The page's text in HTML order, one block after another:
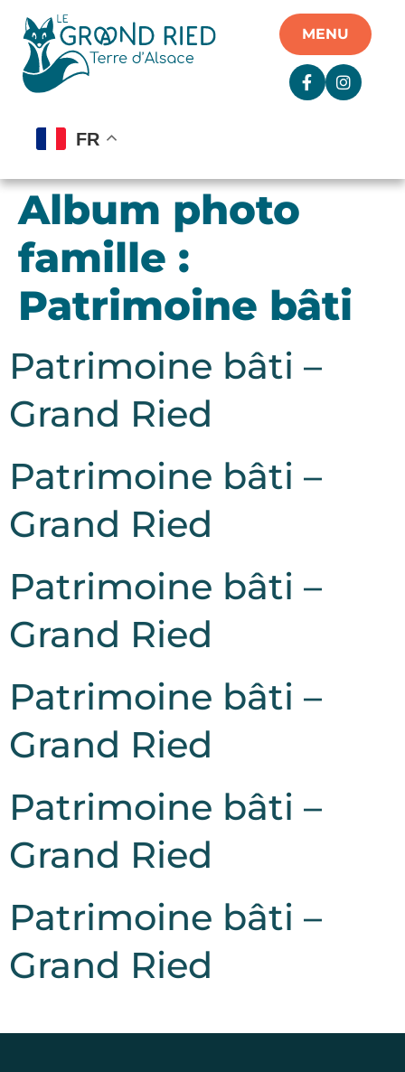
MENU
FR
Album photo
famille :
Patrimoine bâti
Patrimoine bâti –
Grand Ried
Patrimoine bâti –
Grand Ried
Patrimoine bâti –
Grand Ried
Patrimoine bâti –
Grand Ried
Patrimoine bâti –
Grand Ried
Patrimoine bâti –
Grand Ried
Panneau de gestion des cookies